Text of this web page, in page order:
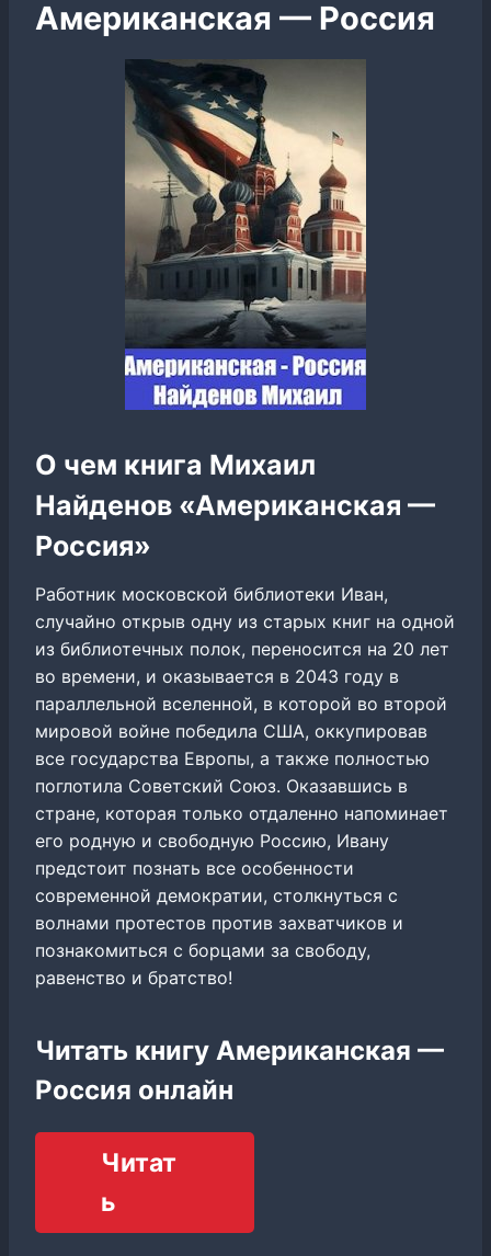
Американская — Россия
О чем книга Михаил
Найденов «Американская —
Россия»
Работник московской библиотеки Иван,
случайно открыв одну из старых книг на одной
из библиотечных полок, переносится на 20 лет
во времени, и оказывается в 2043 году в
параллельной вселенной, в которой во второй
мировой войне победила США, оккупировав
все государства Европы, а также полностью
поглотила Советский Союз. Оказавшись в
стране, которая только отдаленно напоминает
его родную и свободную Россию, Ивану
предстоит познать все особенности
современной демократии, столкнуться с
волнами протестов против захватчиков и
познакомиться с борцами за свободу,
равенство и братство!
Читать книгу Американская —
Россия онлайн
Читат
ь